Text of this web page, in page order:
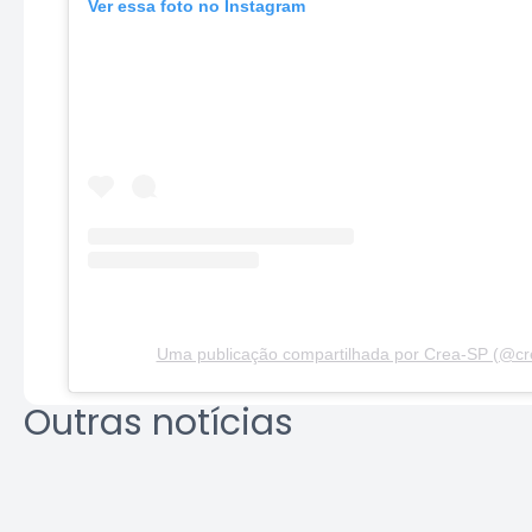
Ver essa foto no Instagram
Uma publicação compartilhada por Crea-SP
Outras notícias